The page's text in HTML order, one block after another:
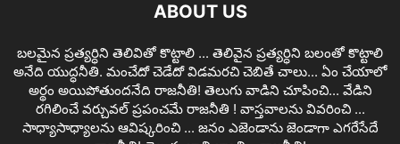
ABOUT US
బలమైన ప్రత్యర్ధిని తెలివితో కొట్టాలి ... తెలివైన ప్రత్యర్ధిని బలంతో కొట్టాలి
అనేది యుద్ధనీతి. మంచేదో చెడేదో విడమరచి చెబితే చాలు... ఏం చేయాలో
అర్థం అయిపోతుందనేది రాజనీతి! తెలుగు వాడిని చూపించి... వేడిని
రగిలించే వర్చువల్ ప్రపంచమే రాజనీతి ! వాస్తవాలను వివరించి ...
సాధ్యాసాధ్యాలను ఆవిష్కరించి ... జనం ఎజెండాను జెండాగా ఎగరేసేదే